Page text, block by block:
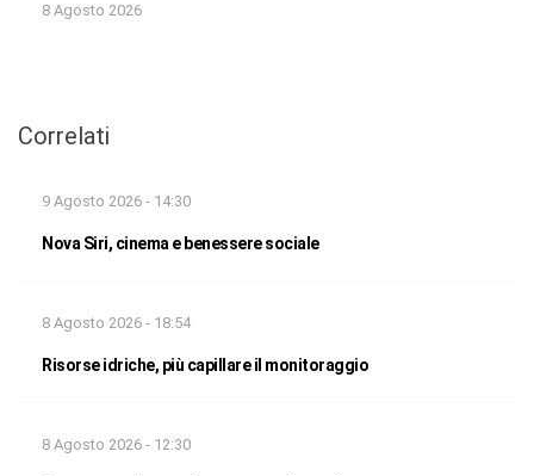
8 Agosto 2026
Correlati
9 Agosto 2026 - 14:30
Nova Siri, cinema e benessere sociale
8 Agosto 2026 - 18:54
Risorse idriche, più capillare il monitoraggio
8 Agosto 2026 - 12:30